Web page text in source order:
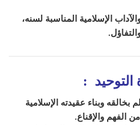
الإسلامية المناسبة لسنه،
.
التوحيد :
بخالقه وبناء عقيدته الإسلامية
الفهم والإقناع.